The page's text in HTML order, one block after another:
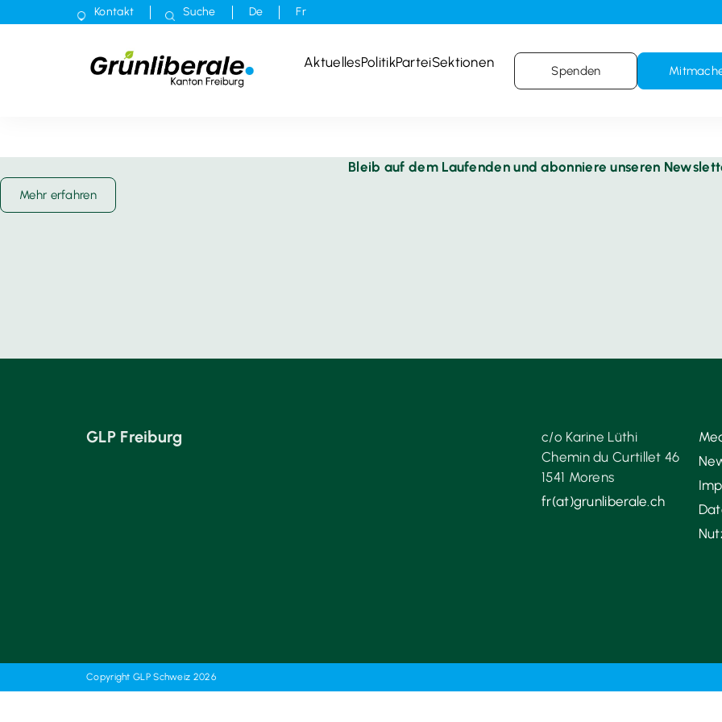
Kontakt Suche De Fr
AktuellesPolitikParteiSektionen
Spenden
Bleib auf dem Laufenden und abonniere unseren
Mehr erfahren
GLP Freiburg
c/o Karine Lüthi
Chemin du Curtillet 46
1541 Morens
fr(at)grunliberale.ch
Copyright GLP Schweiz 2026